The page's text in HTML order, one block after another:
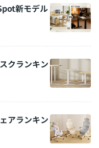
新モデル
クランキン
アランキン